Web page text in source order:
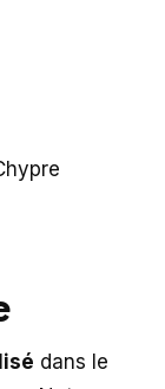
dans le